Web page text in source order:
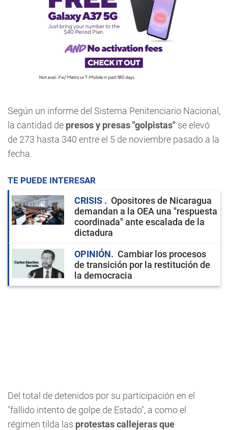
Según un informe del Sistema Penitenciario Nacional,
la cantidad de presos y presas "golpistas" se elevó
de 273 hasta 340 entre el 5 de noviembre pasado a la
fecha.
TE PUEDE INTERESAR
CRISIS
Opositores de Nicaragua
demandan a la OEA una "respuesta
coordinada" ante escalada de la
dictadura
OPINIÓN
Cambiar los procesos
de transición por la restitución de
la democracia
Del total de detenidos por su participación en el
"fallido intento de golpe de Estado", a como el
régimen tilda las protestas callejeras que